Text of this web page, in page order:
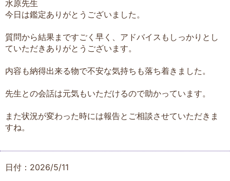
水原先生
今日は鑑定ありがとうございました。
質問から結果まですごく早く、アドバイスもしっかりとし
ていただきありがとうございます。
内容も納得出来る物で不安な気持ちも落ち着きました。
先生との会話は元気もいただけるので助かっています。
また状況が変わった時には報告とご相談させていただきま
すね。
日付：2026/5/11